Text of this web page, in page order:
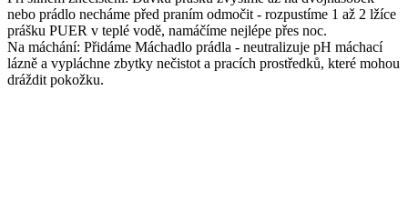
nebo prádlo necháme před praním odmočit - rozpustíme 1 až 2 lžíce
prášku PUER v teplé vodě, namáčíme nejlépe přes noc.
Na máchání: Přidáme Máchadlo prádla - neutralizuje pH máchací
lázně a vypláchne zbytky nečistot a pracích prostředků, které mohou
dráždit pokožku.